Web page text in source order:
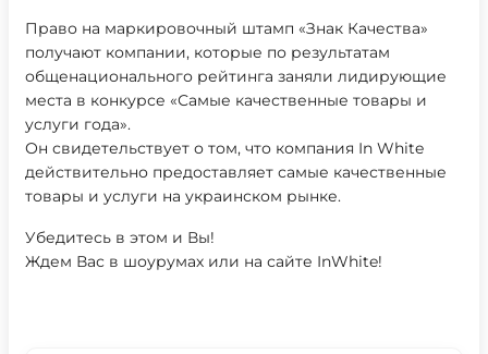
Право на маркировочный штамп «Знак Качества»
получают компании, которые по результатам
общенационального рейтинга заняли лидирующие
места в конкурсе «Самые качественные товары и
услуги года».
Он свидетельствует о том, что компания In White
действительно предоставляет самые качественные
товары и услуги на украинском рынке.
Убедитесь в этом и Вы!
Ждем Вас в шоурумах или на сайте InWhite!